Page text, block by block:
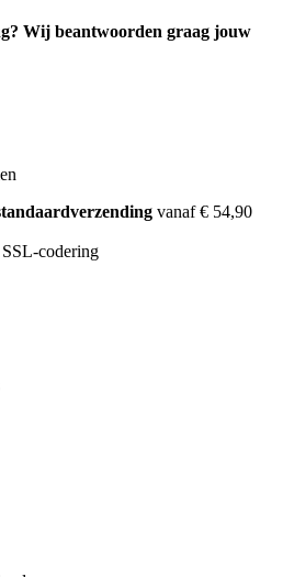
Wij beantwoorden graag jouw
vanaf € 54,90
codering